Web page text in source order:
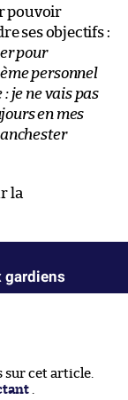
pouvoir
ses objectifs :
pour
personnel
: je ne vais pas
en mes
la
gardiens
sur cet article.